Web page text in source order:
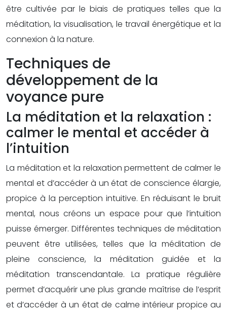
être cultivée par le biais de pratiques telles que la
méditation, la visualisation, le travail énergétique et la
connexion à la nature.
Techniques de
développement de la
voyance pure
La méditation et la relaxation :
calmer le mental et accéder à
l’intuition
La méditation et la relaxation permettent de calmer le
mental et d’accéder à un état de conscience élargie,
propice à la perception intuitive. En réduisant le bruit
mental, nous créons un espace pour que l’intuition
puisse émerger. Différentes techniques de méditation
peuvent être utilisées, telles que la méditation de
pleine conscience, la méditation guidée et la
méditation transcendantale. La pratique régulière
permet d’acquérir une plus grande maîtrise de l’esprit
et d’accéder à un état de calme intérieur propice au